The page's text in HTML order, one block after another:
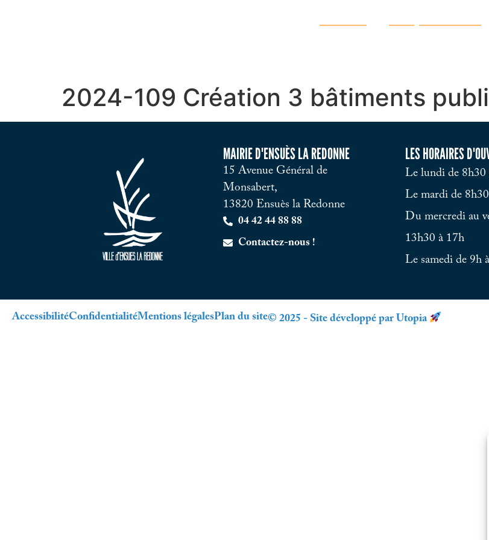
2024-109 Création 3 bâtiments
MAIRIE D'ENSUÈS LA REDONNE
15 Avenue Général de
Monsabert,
13820 Ensuès la Redonne
04 42 44 88 88
Contactez-nous !
LES HORAIRES
Le lundi de 8h30
Le mardi de
Du mercredi au
13h30 à 17h
Le samedi de 9h
AccessibilitéConfidentialitéMentions légalesPlan du site© 2025 - Site développé par Utopia